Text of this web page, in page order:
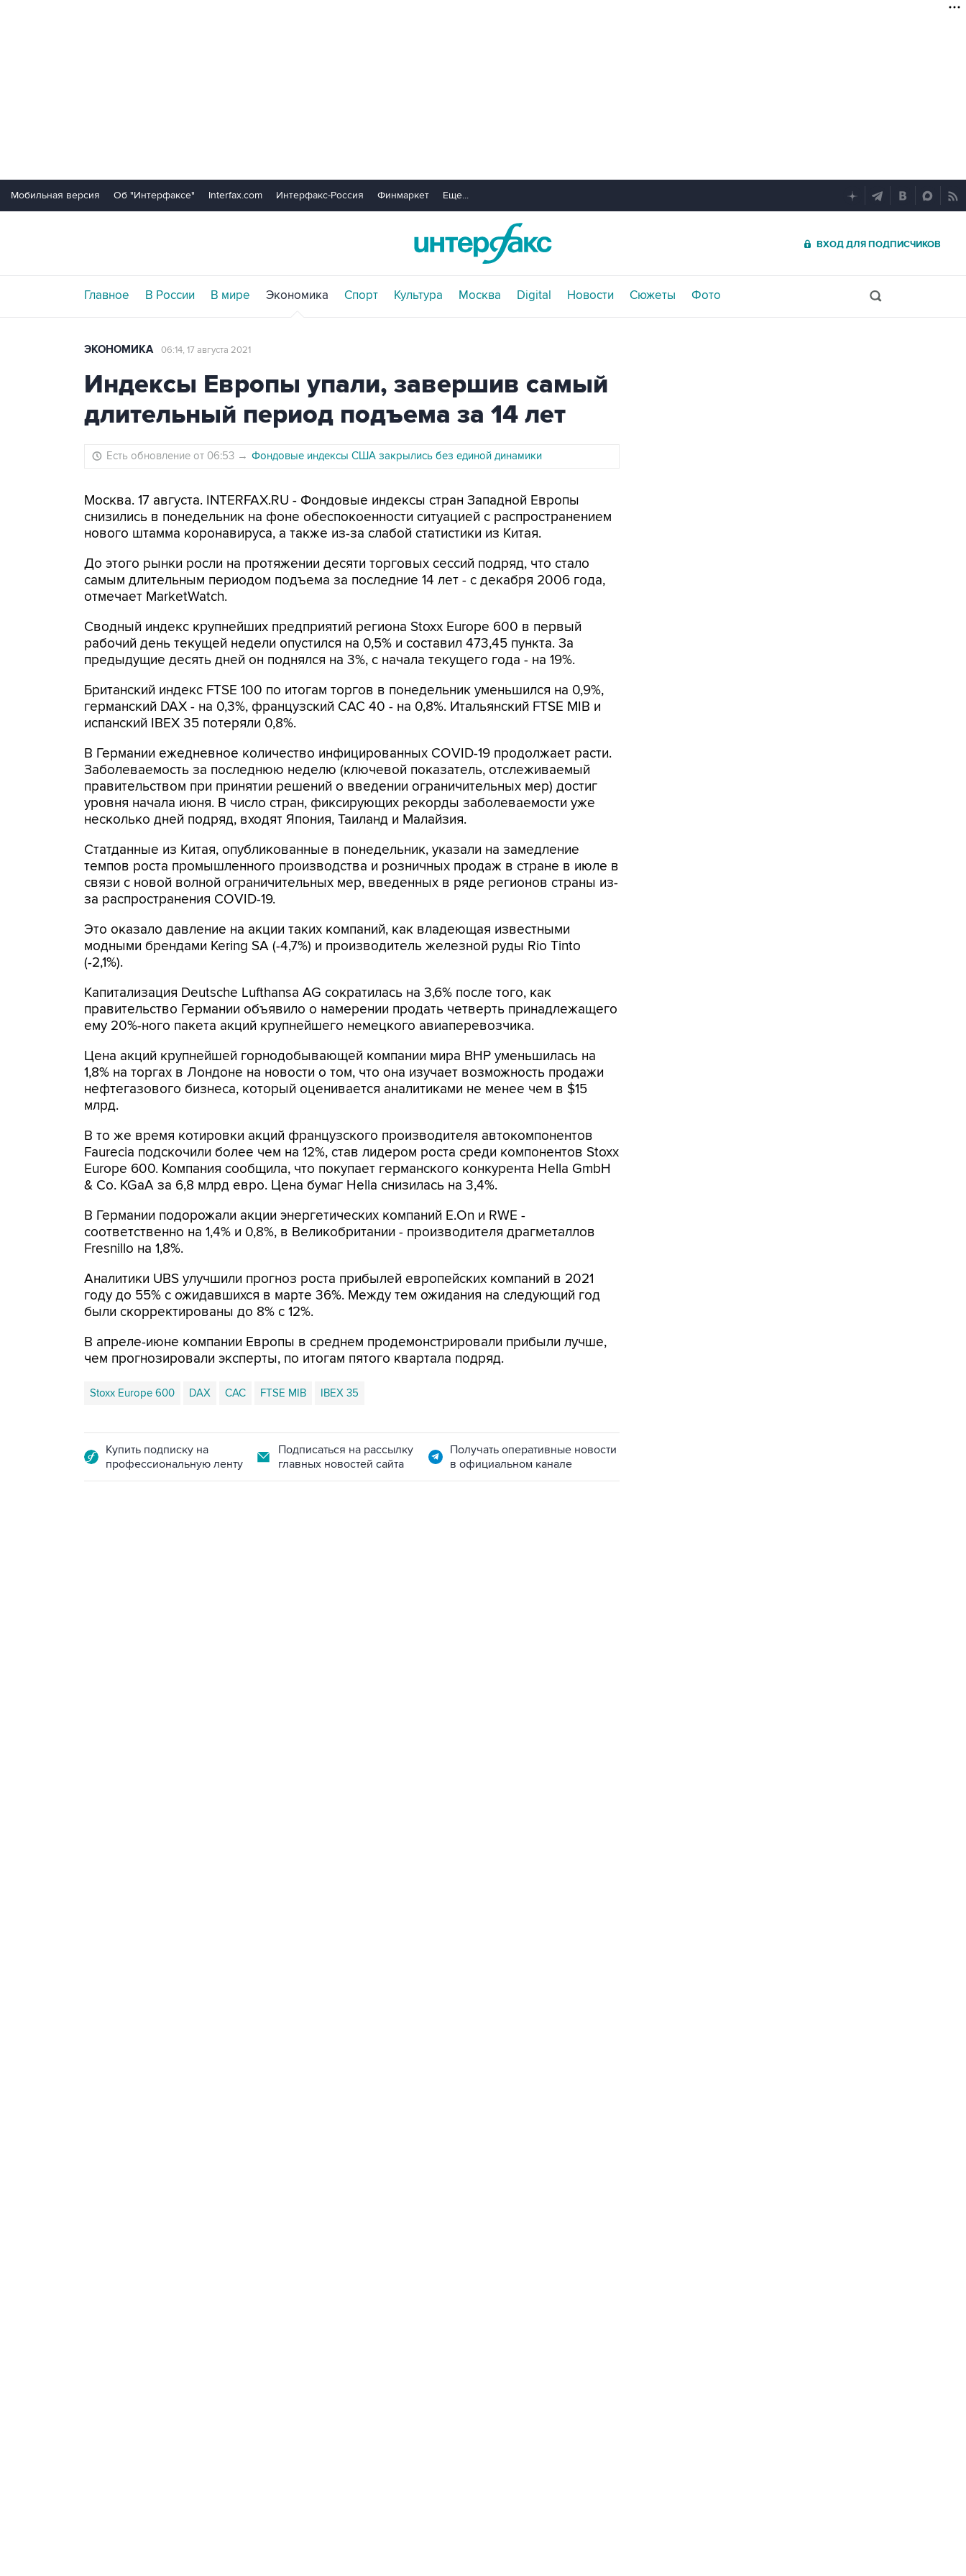
Мобильная версия Об "Интерфаксе" Interfax.com Интерфакс-Россия Финмаркет Еще...
ВХОД ДЛЯ ПОДПИСЧИКОВ
Главное В России В мире Экономика Спорт Культура Москва Digital Новости Сюжеты Фото
ЭКОНОМИКА 06:14, 17 августа 2021
Индексы Европы упали, завершив самый
длительный период подъема за 14 лет
Есть обновление от 06:53 → Фондовые индексы США закрылись без единой динамики
Москва. 17 августа. INTERFAX.RU - Фондовые индексы стран Западной Европы
снизились в понедельник на фоне обеспокоенности ситуацией с распространением
нового штамма коронавируса, а также из-за слабой статистики из Китая.
До этого рынки росли на протяжении десяти торговых сессий подряд, что стало
самым длительным периодом подъема за последние 14 лет - с декабря 2006 года,
отмечает MarketWatch.
Сводный индекс крупнейших предприятий региона Stoxx Europe 600 в первый
рабочий день текущей недели опустился на 0,5% и составил 473,45 пункта. За
предыдущие десять дней он поднялся на 3%, с начала текущего года - на 19%.
Британский индекс FTSE 100 по итогам торгов в понедельник уменьшился на 0,9%,
германский DAX - на 0,3%, французский CAC 40 - на 0,8%. Итальянский FTSE MIB и
испанский IBEX 35 потеряли 0,8%.
В Германии ежедневное количество инфицированных COVID-19 продолжает расти.
Заболеваемость за последнюю неделю (ключевой показатель, отслеживаемый
правительством при принятии решений о введении ограничительных мер) достиг
уровня начала июня. В число стран, фиксирующих рекорды заболеваемости уже
несколько дней подряд, входят Япония, Таиланд и Малайзия.
Статданные из Китая, опубликованные в понедельник, указали на замедление
темпов роста промышленного производства и розничных продаж в стране в июле в
связи с новой волной ограничительных мер, введенных в ряде регионов страны из-
за распространения COVID-19.
Это оказало давление на акции таких компаний, как владеющая известными
модными брендами Kering SA (-4,7%) и производитель железной руды Rio Tinto
(-2,1%).
Капитализация Deutsche Lufthansa AG сократилась на 3,6% после того, как
правительство Германии объявило о намерении продать четверть принадлежащего
ему 20%-ного пакета акций крупнейшего немецкого авиаперевозчика.
Цена акций крупнейшей горнодобывающей компании мира BHP уменьшилась на
1,8% на торгах в Лондоне на новости о том, что она изучает возможность продажи
нефтегазового бизнеса, который оценивается аналитиками не менее чем в $15
млрд.
В то же время котировки акций французского производителя автокомпонентов
Faurecia подскочили более чем на 12%, став лидером роста среди компонентов Stoxx
Europe 600. Компания сообщила, что покупает германского конкурента Hella GmbH
& Co. KGaA за 6,8 млрд евро. Цена бумаг Hella снизилась на 3,4%.
В Германии подорожали акции энергетических компаний E.On и RWE -
соответственно на 1,4% и 0,8%, в Великобритании - производителя драгметаллов
Fresnillo на 1,8%.
Аналитики UBS улучшили прогноз роста прибылей европейских компаний в 2021
году до 55% с ожидавшихся в марте 36%. Между тем ожидания на следующий год
были скорректированы до 8% с 12%.
В апреле-июне компании Европы в среднем продемонстрировали прибыли лучше,
чем прогнозировали эксперты, по итогам пятого квартала подряд.
Stoxx Europe 600 DAX CAC FTSE MIB IBEX 35
Купить подписку на
профессиональную ленту
Подписаться на рассылку
главных новостей сайта
Получать оперативные новости
в официальном канале